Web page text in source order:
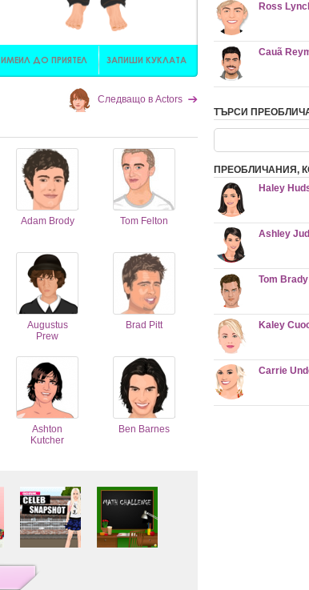
Следващо в Actors
Adam Brody Tom Felton
Augustus
Prew
Brad Pitt
Ashton
Kutcher
Ben Barnes
Ross
Cauã
ТЪРСИ
ПРЕОБЛИЧАНИЯ,
Haley
Ashley
Tom Brady
Kaley
Carrie